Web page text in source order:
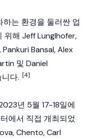
는 환경을 둘러싼 업
위해 Jeff Lunglhofer,
Bansal, Alex
및 Daniel
다. [4]
년 5월 17-18일에
에서 직접 개최되었
Chento, Carl